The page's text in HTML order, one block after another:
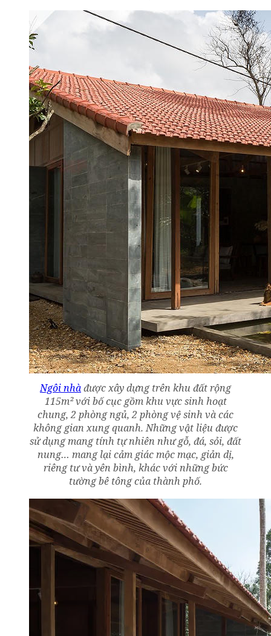
Ngôi nhàđược xây dựng trên khu đất rộng
115m² với bố cục gồm khu vực sinh hoạt
chung, 2 phòng ngủ, 2 phòng vệ sinh và các
không gian xung quanh. Những vật liệu được
sử dụng mang tính tự nhiên như gỗ, đá, sỏi, đất
nung… mang lại cảm giác mộc mạc, giản dị,
riêng tư và yên bình, khác với những bức
tường bê tông của thành phố.